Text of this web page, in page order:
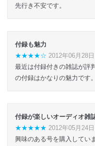
先行き不安です。
付録も魅力
★★★★☆ 2012年06月28
最近は付録付きの雑誌が評
の付録はかなりの魅力です。
付録が楽しいオーディオ雑
★★★★★ 2012年05月24
興味のある号を購入してい